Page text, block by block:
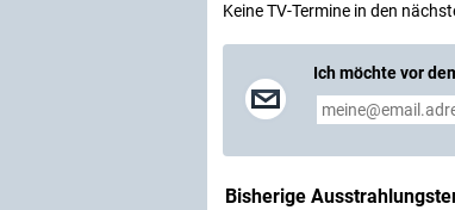
Keine TV-Termine in den
Ich möchte vor
Bisherige